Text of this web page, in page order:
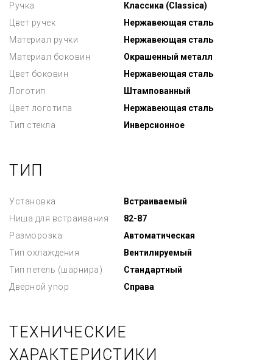
Ручка
Классика (Classica)
Цвет ручек
Нержавеющая сталь
Материал ручки
Нержавеющая сталь
Материал боковин
Окрашенный металл
Цвет боковин
Нержавеющая сталь
Логотип
Штампованный
Цвет логотипа
Нержавеющая сталь
Тип стекла
Инверсионное
ТИП
Установка
Встраиваемый
Ниша для встраивания
82-87
Разморозка
Автоматическая
Тип охлаждения
Вентилируемый
Тип петель (шарнира)
Стандартный
Дверной упор
Справа
ТЕХНИЧЕСКИЕ
ХАРАКТЕРИСТИКИ